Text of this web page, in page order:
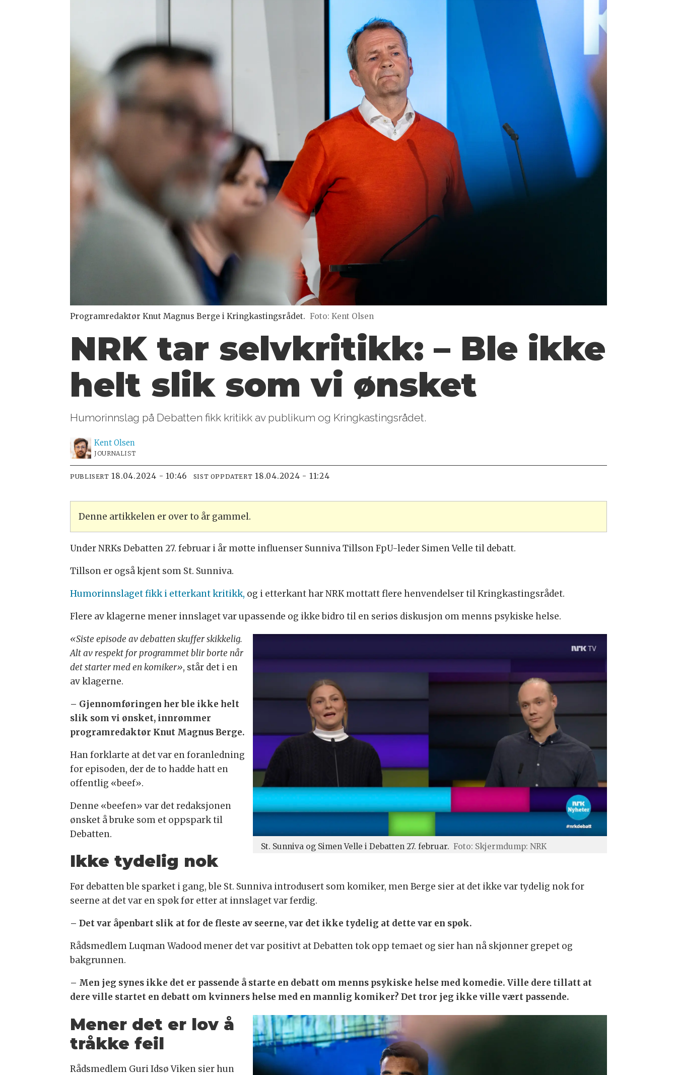
Programredaktør Knut Magnus Berge i Kringkastingsrådet. Foto: Kent Olsen
NRK tar selvkritikk: – Ble ikke
helt slik som vi ønsket
Humorinnslag på Debatten fikk kritikk av publikum og Kringkastingsrådet.
Kent Olsen
JOURNALIST
PUBLISERT 18.04.2024 - 10:46 SIST OPPDATERT 18.04.2024 - 11:24
Denne artikkelen er over to år gammel.
Under NRKs Debatten 27. februar i år møtte influenser Sunniva Tillson FpU-leder Simen Velle til debatt.
Tillson er også kjent som St. Sunniva.
Humorinnslaget fikk i etterkant kritikk, og i etterkant har NRK mottatt flere henvendelser til Kringkastingsrådet.
Flere av klagerne mener innslaget var upassende og ikke bidro til en seriøs diskusjon om menns psykiske helse.
St. Sunniva og Simen Velle i Debatten 27. februar. Foto: Skjermdump: NRK
«Siste episode av debatten skuffer skikkelig.
Alt av respekt for programmet blir borte når
det starter med en komiker», står det i en
av klagerne.
– Gjennomføringen her ble ikke helt
slik som vi ønsket, innrømmer
programredaktør Knut Magnus Berge.
Han forklarte at det var en foranledning
for episoden, der de to hadde hatt en
offentlig «beef».
Denne «beefen» var det redaksjonen
ønsket å bruke som et oppspark til
Debatten.
Ikke tydelig nok
Før debatten ble sparket i gang, ble St. Sunniva introdusert som komiker, men Berge sier at det ikke var tydelig nok for
seerne at det var en spøk før etter at innslaget var ferdig.
– Det var åpenbart slik at for de fleste av seerne, var det ikke tydelig at dette var en spøk.
Rådsmedlem Luqman Wadood mener det var positivt at Debatten tok opp temaet og sier han nå skjønner grepet og
bakgrunnen.
– Men jeg synes ikke det er passende å starte en debatt om menns psykiske helse med komedie. Ville dere tillatt at
dere ville startet en debatt om kvinners helse med en mannlig komiker? Det tror jeg ikke ville vært passende.
Mener det er lov å
tråkke feil
Rådsmedlem Guri Idsø Viken sier hun